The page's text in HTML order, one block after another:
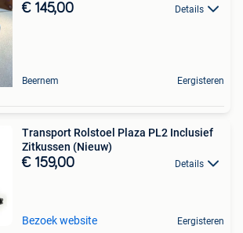
€ 145,00 Details
Beernem Eergisteren
Transport Rolstoel Plaza PL2 Inclusief
Zitkussen (Nieuw)
€ 159,00 Details
Bezoek website Eergisteren